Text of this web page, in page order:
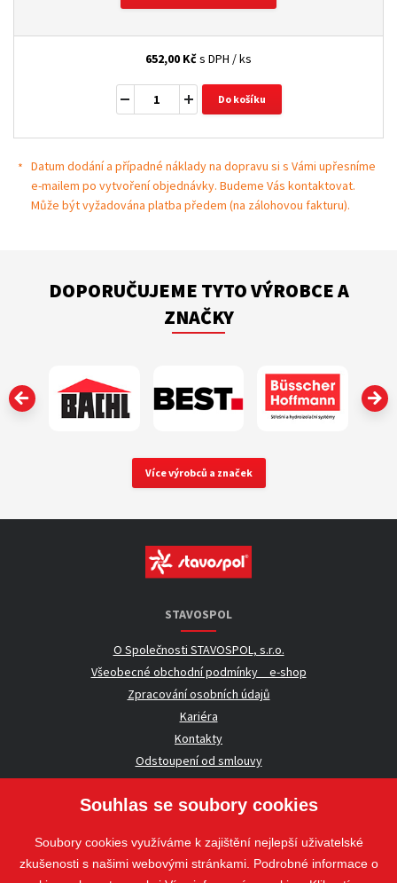
652,00 Kčs DPH / ks
Do košíku
Datum dodání a případné náklady na dopravu si s Vámi upřesníme
e-mailem po vytvoření objednávky. Budeme Vás kontaktovat.
Může být vyžadována platba předem (na zálohovou fakturu).
DOPORUČUJEME TYTO VÝROBCE A
ZNAČKY
‹
Více výrobců a značek
STAVOSPOL
O Společnosti STAVOSPOL, s.r.o.
Všeobecné obchodní podmínky _ e-shop
Zpracování osobních údajů
Kariéra
Kontakty
Odstoupení od smlouvy
UŽITEČNÉ INFORMACE
Nezávazná poptávka
Whistleblowing
Souhlas se soubory cookies
Soubory cookies využíváme k zajištění nejlepší uživatelské
zkušenosti s našimi webovými stránkami. Podrobné informace o